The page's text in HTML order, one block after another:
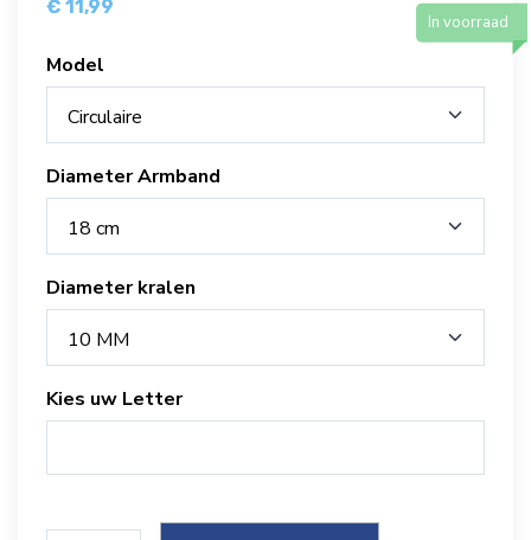
€ 11,99
In voorraad
Model
Circulaire
Diameter Armband
18 cm
Diameter kralen
10 MM
Kies uw Letter